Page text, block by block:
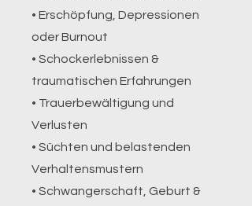
• Erschöpfung, Depressionen
oder Burnout
• Schockerlebnissen &
traumatischen Erfahrungen
• Trauerbewältigung und
Verlusten
• Süchten und belastenden
Verhaltensmustern
• Schwangerschaft, Geburt &